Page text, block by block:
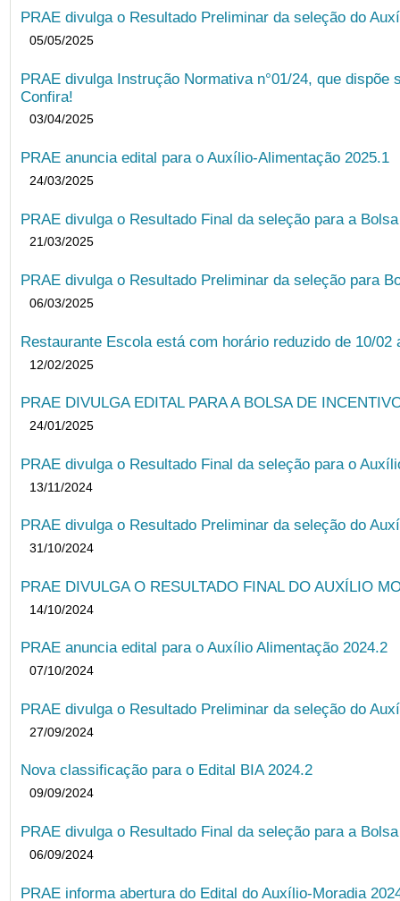
PRAE divulga o Resultado Preliminar da seleção do
05/05/2025
PRAE divulga Instrução Normativa n°01/24, que
Confira!
03/04/2025
PRAE anuncia edital para o Auxílio-Alimentação 2025.1
24/03/2025
PRAE divulga o Resultado Final da seleção para a
21/03/2025
PRAE divulga o Resultado Preliminar da seleção para
06/03/2025
Restaurante Escola está com horário reduzido de 10/
12/02/2025
PRAE DIVULGA EDITAL PARA A BOLSA DE
24/01/2025
PRAE divulga o Resultado Final da seleção para o
13/11/2024
PRAE divulga o Resultado Preliminar da seleção do
31/10/2024
PRAE DIVULGA O RESULTADO FINAL DO AUXÍLIO
14/10/2024
PRAE anuncia edital para o Auxílio Alimentação 2024.2
07/10/2024
PRAE divulga o Resultado Preliminar da seleção do
27/09/2024
Nova classificação para o Edital BIA 2024.2
09/09/2024
PRAE divulga o Resultado Final da seleção para a
06/09/2024
PRAE informa abertura do Edital do Auxílio-Moradia